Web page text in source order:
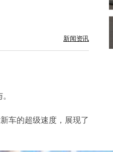
新闻资讯
车的超级速度，展现了